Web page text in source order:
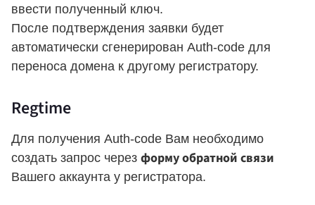
ввести полученный ключ.
После подтверждения заявки будет
автоматически сгенерирован Auth-code для
переноса домена к другому регистратору.
Regtime
Для получения Auth-code Вам необходимо
создать запрос через форму обратной связи
Вашего аккаунта у регистратора.